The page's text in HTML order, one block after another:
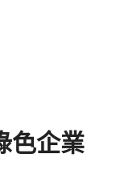
色企業